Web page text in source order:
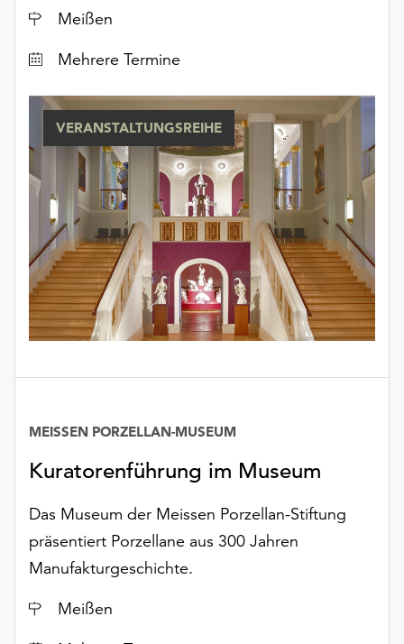
Ort
Meißen
DatumMehrere Termine
VERANSTALTUNGSREIHE
Kuratorenführung im Museum
MEISSEN PORZELLAN-MUSEUM
Das Museum der Meissen Porzellan-Stiftung
präsentiert Porzellane aus 300 Jahren
Manufakturgeschichte.
Ort
Meißen